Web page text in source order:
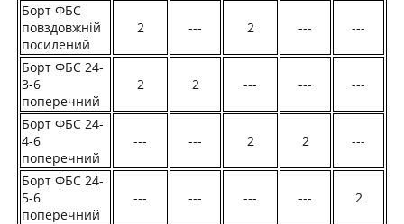
Борт ФБС
повздовжній
посилений
2 --- 2 --- ---
Борт ФБС 24-
3-6
поперечний
2 2 --- --- ---
Борт ФБС 24-
4-6
поперечний
--- --- 2 2 ---
Борт ФБС 24-
5-6
поперечний
--- --- --- --- 2